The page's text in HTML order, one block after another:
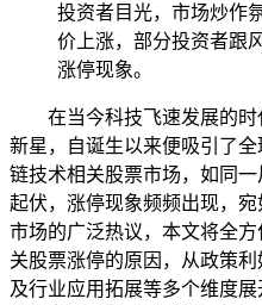
投资者目光，市场炒作
价上涨，部分投资者跟
涨停现象。
在当今科技飞速发展的
新星，自诞生以来便吸引了
链技术相关股票市场，如同
起伏，涨停现象频频出现，
市场的广泛热议，本文将全
关股票涨停的原因，从政策
及行业应用拓展等多个维度